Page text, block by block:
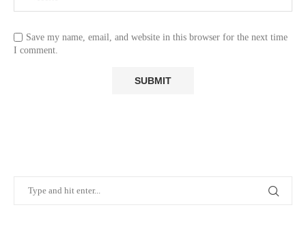
Save my name, email, and website in this browser for the next time
I comment.